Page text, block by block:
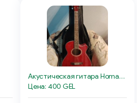
Акустическая гитара Homage
Цена: 400 GEL